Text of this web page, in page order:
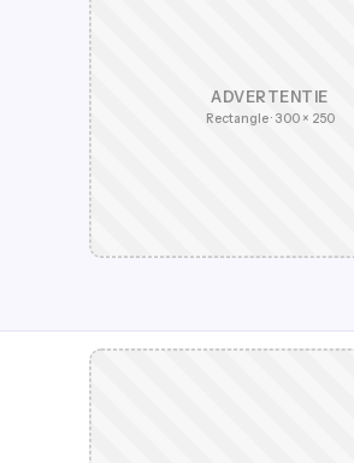
ADVERTENTIE
Rectangle · 300 × 250